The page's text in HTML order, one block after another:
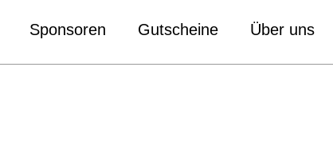
Sponsoren Gutscheine Über uns